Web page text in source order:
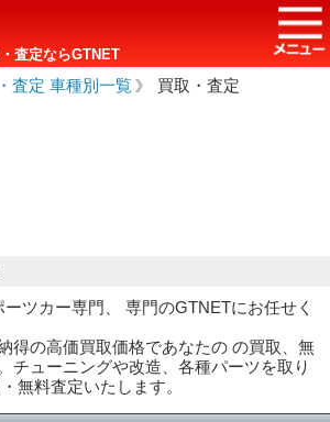
査定ならGTNET
査定 車種別一覧 ＞
買取・査定
ツカー専門、 専門のGTNETにお任せく
得の高価買取価格であなたの の買取、無
チューニングや改造、各種パーツを取り
無料査定いたします。